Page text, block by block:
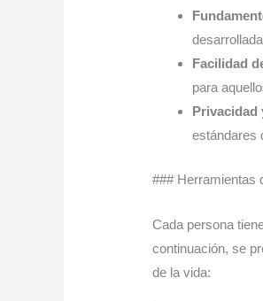
Facilidad
para
Privacidad
estándares
### Herramientas
Cada persona
continuación, se
de la vida: